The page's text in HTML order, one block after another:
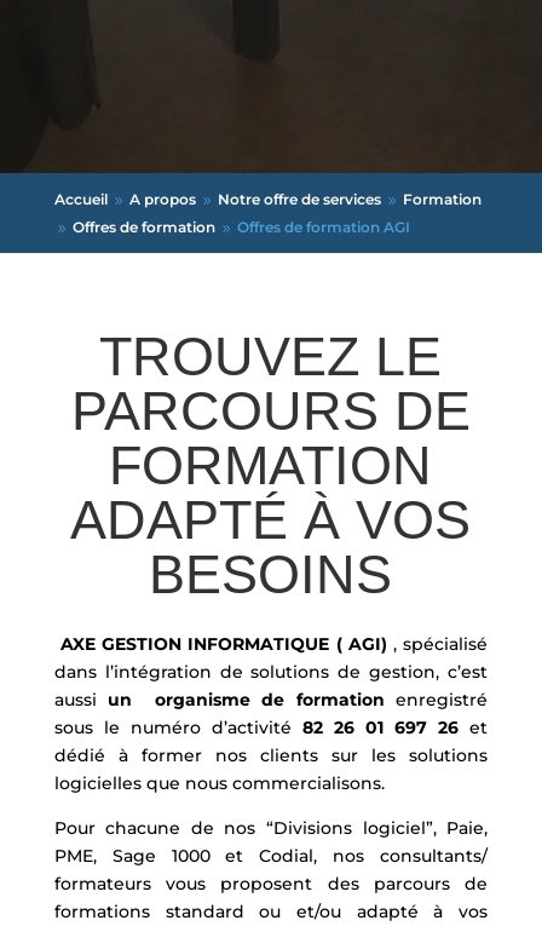
Accueil 9 A propos 9 Notre offre de services 9 Formation
9 Offres de formation 9 Offres de formation AGI
TROUVEZ LE
PARCOURS DE
FORMATION
ADAPTÉ À VOS
BESOINS
AXE GESTION INFORMATIQUE ( AGI) , spécialisé
dans l’intégration de solutions de gestion, c’est
aussi un organisme de formation enregistré
sous le numéro d’activité 82 26 01 697 26et
dédié à former nos clients sur les solutions
logicielles que nous commercialisons.
Pour chacune de nos “Divisions logiciel”, Paie,
PME, Sage 1000 et Codial, nos consultants/
formateurs vous proposent des parcours de
formations standard ou et/ou adapté à vos